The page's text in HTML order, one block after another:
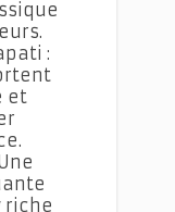
:
et
riche